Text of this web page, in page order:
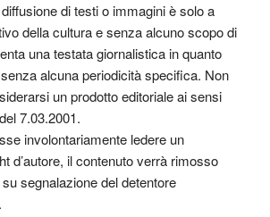
di testi o immagini è solo a
della cultura e senza alcuno scopo di
una testata giornalistica in quanto
alcuna periodicità specifica. Non
un prodotto editoriale ai sensi
7.03.2001.
involontariamente ledere un
d’autore, il contenuto verrà rimosso
segnalazione del detentore